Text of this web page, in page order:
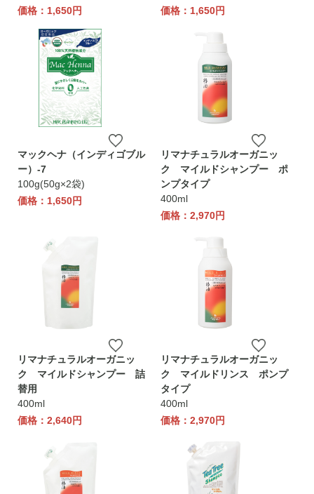
価格：1,650円
価格：1,650円
マックヘナ（インディゴブル
ー）-7
100g(50g×2袋)
価格：1,650円
リマナチュラルオーガニッ
ク マイルドシャンプー ポ
ンプタイプ
400ml
価格：2,970円
リマナチュラルオーガニッ
ク マイルドシャンプー 詰
替用
400ml
価格：2,640円
リマナチュラルオーガニッ
ク マイルドリンス ポンプ
タイプ
400ml
価格：2,970円